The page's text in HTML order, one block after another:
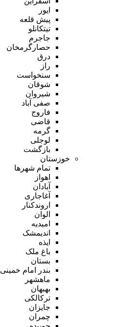
ایور
پیش قلعه
تیتکانلو
جاجرم
حصارگرمخان
درق
راز
سنخواست
شوقان
شیروان
صفی آباد
فاروج
قاضی
گرمه
لوجلی
بازگشت
خوزستان
تمام شهر‌ها
اهواز
آبادان
آغاجاری
اروندکنار
الوان
امیدیه
اندیمشک
ایذه
باغ ملک
بستان
بندر امام خمینی
ماهشهر
بهبهان
ترکالکی
جایزان
چمران